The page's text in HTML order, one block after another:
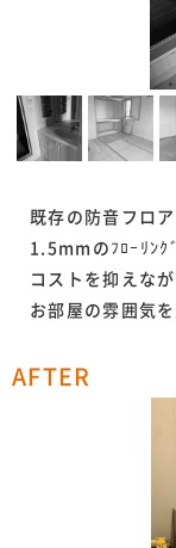
既存の防音フロ
1.5mmのﾌﾛｰﾘﾝｸ
コストを抑えなが
お部屋の雰囲気を
AFTER